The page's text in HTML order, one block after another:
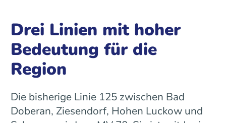
Drei Linien mit hoher
Bedeutung für die
Region
Die bisherige Linie 125 zwischen Bad
Doberan, Ziesendorf, Hohen Luckow und